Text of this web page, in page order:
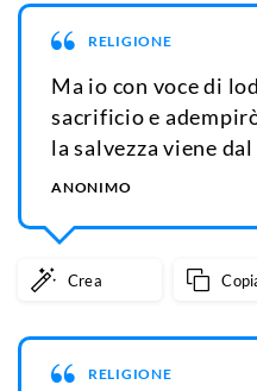
RELIGIONE
Ma io con voce di
sacrificio e
la salvezza viene
ANONIMO
Crea
RELIGIONE